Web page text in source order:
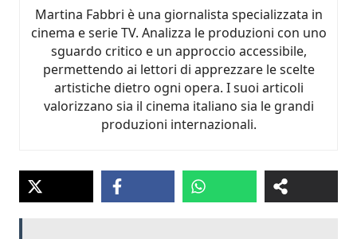
Martina Fabbri è una giornalista specializzata in
cinema e serie TV. Analizza le produzioni con uno
sguardo critico e un approccio accessibile,
permettendo ai lettori di apprezzare le scelte
artistiche dietro ogni opera. I suoi articoli
valorizzano sia il cinema italiano sia le grandi
produzioni internazionali.